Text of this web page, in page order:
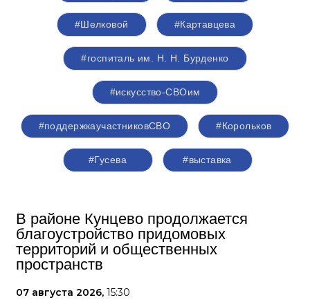
#Шелковой #Картавцева
#госпиталь им. Н. Н. Бурденко
#искусство-СВОим
#поддержкаучастниковСВО #Корольков
#Гусева #выставка
В районе Кунцево продолжается
благоустройство придомовых
территорий и общественных
пространств
07 августа 2026, 15:30